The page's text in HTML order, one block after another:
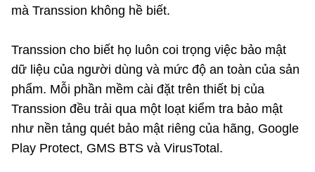
mà Transsion không hề biết.
Transsion cho biết họ luôn coi trọng việc bảo mật
dữ liệu của người dùng và mức độ an toàn của sản
phẩm. Mỗi phần mềm cài đặt trên thiết bị của
Transsion đều trải qua một loạt kiểm tra bảo mật
như nền tảng quét bảo mật riêng của hãng, Google
Play Protect, GMS BTS và VirusTotal.